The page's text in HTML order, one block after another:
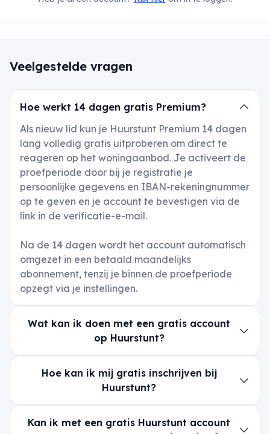
Veelgestelde vragen
Hoe werkt 14 dagen gratis Premium?
Als nieuw lid kun je Huurstunt Premium 14 dagen
lang volledig gratis uitproberen om direct te
reageren op het woningaanbod. Je activeert de
proefperiode door bij je registratie je
persoonlijke gegevens en IBAN-rekeningnummer
op te geven en je account te bevestigen via de
link in de verificatie-e-mail.
Na de 14 dagen wordt het account automatisch
omgezet in een betaald maandelijks
abonnement, tenzij je binnen de proefperiode
opzegt via je instellingen.
Wat kan ik doen met een gratis account
op Huurstunt?
Hoe kan ik mij gratis inschrijven bij
Huurstunt?
Kan ik met een gratis Huurstunt account